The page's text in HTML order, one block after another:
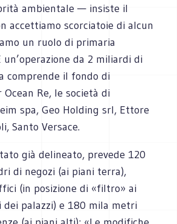
ambientale — insiste il
accettiamo scorciatoie di alcun
un ruolo di primaria
un’operazione da 2 miliardi di
comprende il fondo di
Ocean Re, le società di
spa, Geo Holding srl, Ettore
Santo Versace.
già delineato, prevede 120
di negozi (ai piani terra),
(in posizione di «filtro» ai
palazzi) e 180 mila metri